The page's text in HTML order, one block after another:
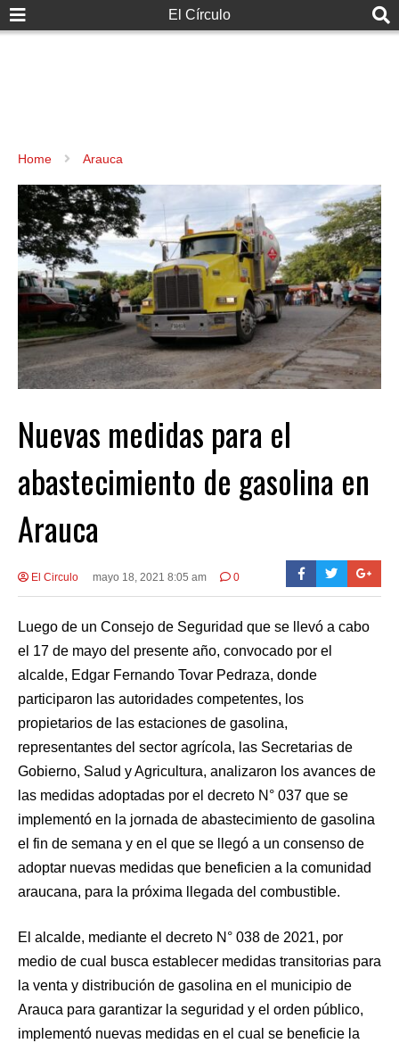
El Círculo
Home Arauca
Nuevas medidas para el
abastecimiento de gasolina en
Arauca
El Circulo mayo 18, 2021 8:05 am 0
Luego de un Consejo de Seguridad que se llevó a cabo
el 17 de mayo del presente año, convocado por el
alcalde, Edgar Fernando Tovar Pedraza, donde
participaron las autoridades competentes, los
propietarios de las estaciones de gasolina,
representantes del sector agrícola, las Secretarias de
Gobierno, Salud y Agricultura, analizaron los avances de
las medidas adoptadas por el decreto N° 037 que se
implementó en la jornada de abastecimiento de gasolina
el fin de semana y en el que se llegó a un consenso de
adoptar nuevas medidas que beneficien a la comunidad
araucana, para la próxima llegada del combustible.
El alcalde, mediante el decreto N° 038 de 2021, por
medio de cual busca establecer medidas transitorias para
la venta y distribución de gasolina en el municipio de
Arauca para garantizar la seguridad y el orden público,
implementó nuevas medidas en el cual se beneficie la